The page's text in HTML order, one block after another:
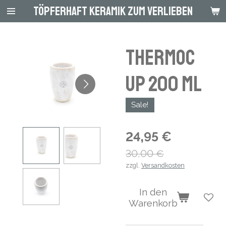
Zum
Hauptinhalt
Töpferhaft Keramik zum Verlieben
Thermoc
up 200 ml
Sale!
24,95 €
30,00 €
zzgl. Versandkosten
In den
Warenkorb